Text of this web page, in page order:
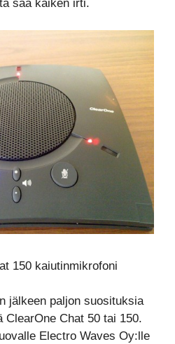
saa kaiken irti.
150 kaiutinmikrofoni
jälkeen paljon suosituksia
ClearOne Chat 50 tai 150.
Electro Waves Oy:lle